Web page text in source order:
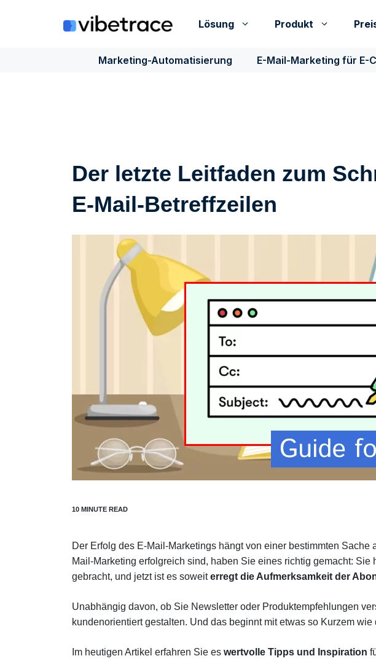
Lösung Produkt
Marketing-Automatisierung E-Mail-Marketing für E-
Der letzte Leitfaden zum
E-Mail-Betreffzeilen
Der Erfolg des E-Mail-Marketings hängt von einer bestimmten Sache
Mail-Marketing erfolgreich sind, haben Sie eines richtig gemacht: Sie
gebracht, und jetzt ist es soweiterregt die Aufmerksamkeit der
Unabhängig davon, ob Sie Newsletter oder Produktempfehlungen
kundenorientiert gestalten. Und das beginnt mit etwas so Kurzem wie
Im heutigen Artikel erfahren Sie es wertvolle Tipps und Inspiration